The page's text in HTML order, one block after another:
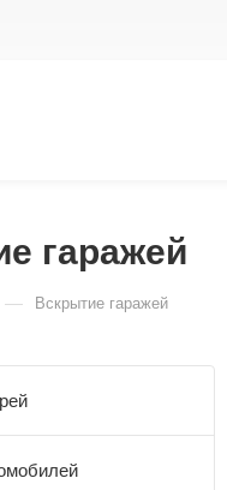
гаражей
— Вскрытие гаражей